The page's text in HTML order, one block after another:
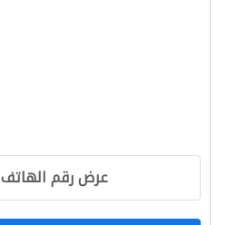
عرض رقم الهاتف